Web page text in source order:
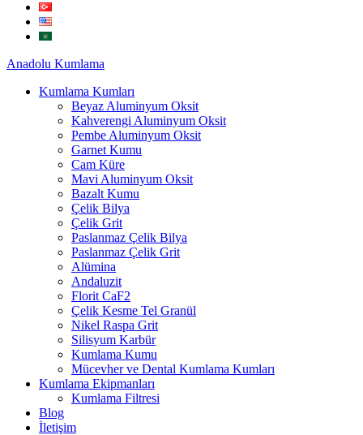
Anadolu Kumlama
Kumlama Kumları
Beyaz Aluminyum Oksit
Kahverengi Aluminyum Oksit
Pembe Aluminyum Oksit
Garnet Kumu
Cam Küre
Mavi Aluminyum Oksit
Bazalt Kumu
Çelik Bilya
Çelik Grit
Paslanmaz Çelik Bilya
Paslanmaz Çelik Grit
Alümina
Andaluzit
Florit CaF2
Çelik Kesme Tel Granül
Nikel Raspa Grit
Silisyum Karbür
Kumlama Kumu
Mücevher ve Dental Kumlama Kumları
Kumlama Ekipmanları
Kumlama Filtresi
Blog
İletişim